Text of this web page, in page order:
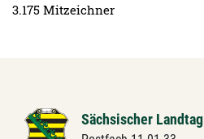
3.175 Mitzeichner
Sächsischer Landtag